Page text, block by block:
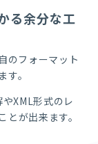
る余分な工
のフォーマット
。
やXML形式のレ
が出来ます。